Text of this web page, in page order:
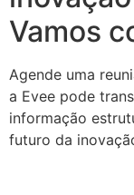
Vamos
Agende uma
a Evee pode
informação
futuro da